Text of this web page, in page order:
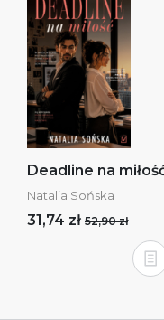
Deadline na
Natalia Sońska
31,74 zł 52,90 zł